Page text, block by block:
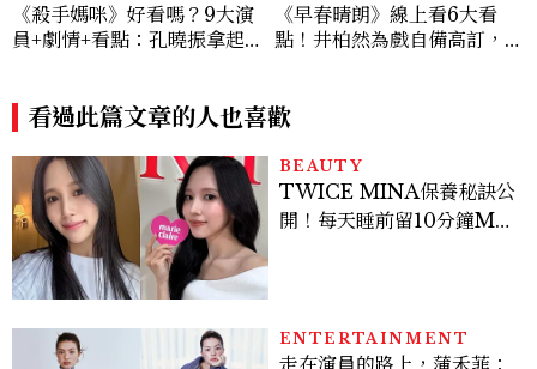
《殺手媽咪》好看嗎？9大演
員+劇情+看點：孔曉振拿起
《早春晴朗》線上看6大看
點！井柏然為戲自備高訂，孫
看過此篇文章的人也喜歡
BEAUTY
TWICE MINA保養秘訣公
開！每天睡前留10分鐘ME
ENTERTAINMENT
走在演員的路上，蒲禾菲：